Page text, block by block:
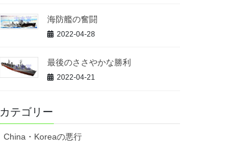
海防艦の奮闘
2022-04-28
最後のささやかな勝利
2022-04-21
カテゴリー
China・Koreaの悪行